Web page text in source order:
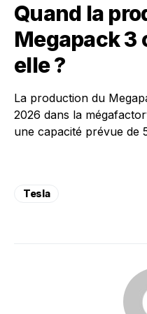
Quand la
Megapack 3
elle ?
La production du
2026 dans la
une capacité prévue de
Tesla